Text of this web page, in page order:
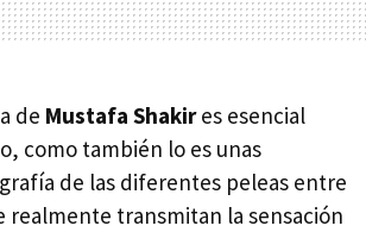
de Mustafa Shakires esencial
como también lo es unas
de las diferentes peleas entre
realmente transmitan la sensación